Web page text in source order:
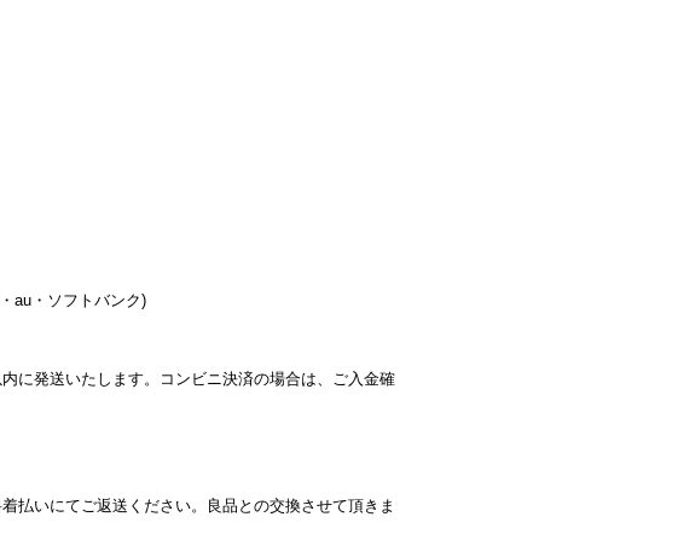
au・ソフトバンク)
に発送いたします。コンビニ決済の場合は、ご入金確
払いにてご返送ください。良品との交換させて頂きま